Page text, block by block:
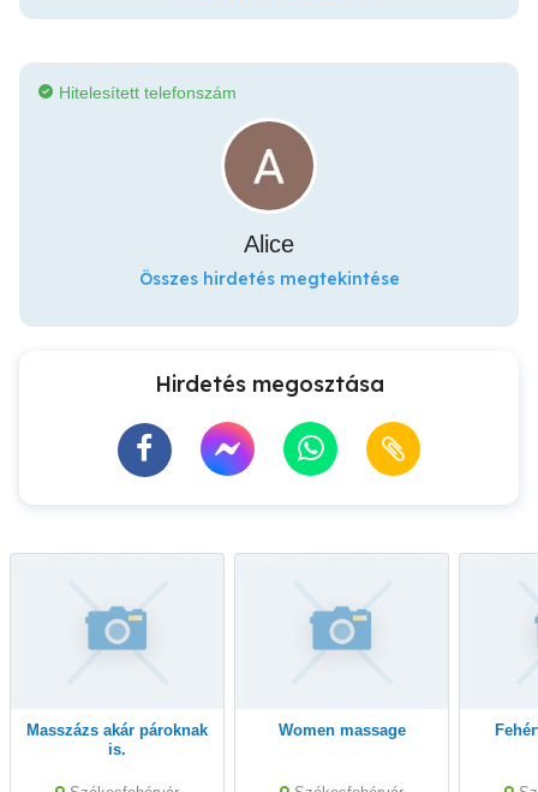
Hitelesített telefonszám
Alice
Összes hirdetés megtekintése
Hirdetés megosztása
Masszázs akár pároknak
is.
Women massage